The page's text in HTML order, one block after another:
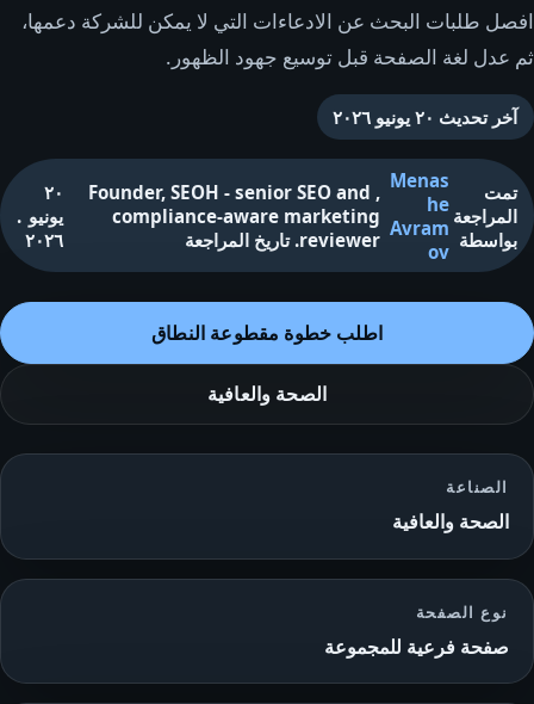
افصل طلبات البحث عن الادعاءات التي لا يمكن للشركة دعمها،
ثم عدل لغة الصفحة قبل توسيع جهود الظهور.
آخر تحديث ٢٠ يونيو ٢٠٢٦
تمت
المراجعة
بواسطة
Menas
he
Avram
ov
,
Founder, SEOH - senior SEO and
compliance-aware marketing
reviewer
. تاريخ المراجعة
٢٠
يونيو
٢٠٢٦
.
اطلب خطوة مقطوعة النطاق
الصحة والعافية
الصناعة
الصحة والعافية
نوع الصفحة
صفحة فرعية للمجموعة